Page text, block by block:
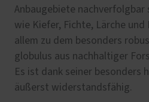
Anbaugebiete nachverfolgbar
wie Kiefer, Fichte, Lärche
allem zu dem besonders
globulus aus nachhaltiger
Es ist dank seiner besonders
äußerst widerstandsfähig.